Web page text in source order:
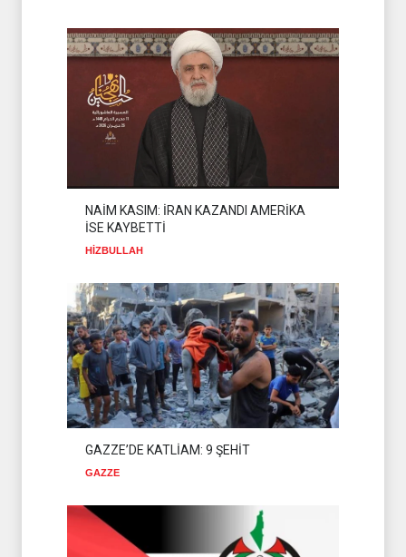
İSLAMİ CİHAD: SİYONİST
DÜŞMAN TAAHHÜTLERİNE
UYMUYOR
İSLAMİ CİHAD
NAİM KASIM: İRAN KAZANDI AMERİKA
İSE KAYBETTİ
HİZBULLAH
GAZZE’DE KATLİAM: 9 ŞEHİT
GAZZE